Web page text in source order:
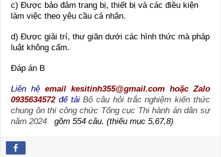
c) Được bảo đảm trang bị, thiết bị và các điều kiện
làm việc theo yêu cầu cá nhân.
d) Được giải trí, thư giãn dưới các hình thức mà pháp
luật không cấm.
Đáp án B
Liên hệemail kesitinh355@gmail.com hoặc Zalo
0935634572để tảiBộ câu hỏi trắc nghiệm kiến thức
chung ôn thi công chức Tổng cục Thi hành án dân sự
năm 2024 gồm 554 câu. (thiếu mục 5,67,8)